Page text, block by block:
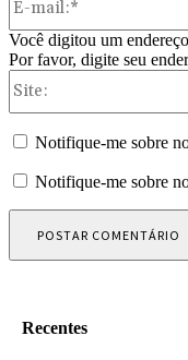
Você digitou um
Por favor, digite seu
Notifique-me sobre
Notifique-me sobre
Recentes